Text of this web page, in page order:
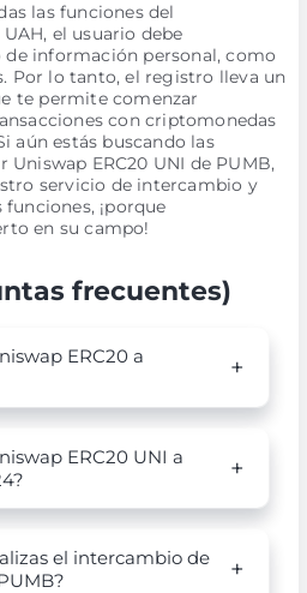
las funciones del
el usuario debe
información personal, como
Por lo tanto, el registro lleva un
te permite comenzar
con criptomonedas
aún estás buscando las
ERC20 UNI de PUMB,
servicio de intercambio y
¡porque
en su campo!
frecuentes)
ERC20 a
ERC20 UNI a
el intercambio de